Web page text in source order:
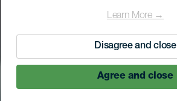
Learn More →
Disagree and close
Agree and close